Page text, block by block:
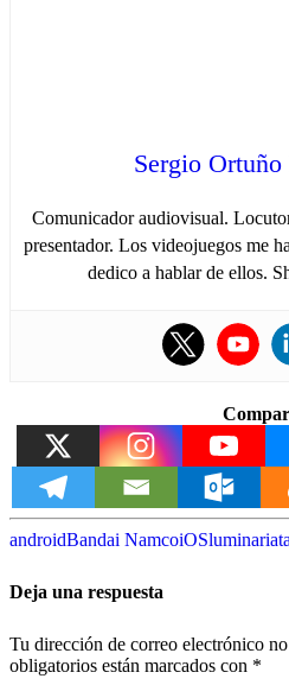
Sergio Ortuño
Comunicador audiovisual.
presentador. Los videojuegos me
dedico a hablar de ellos.
androidBandai NamcoiOSluminaria
Deja una respuesta
Tu dirección de correo electrónico
obligatorios están marcados con *